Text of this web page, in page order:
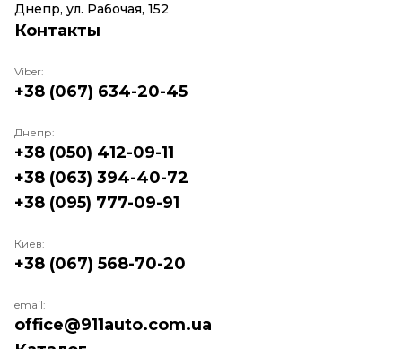
Днепр, ул. Рабочая, 152
Контакты
Viber:
+38 (067) 634-20-45
Днепр:
+38 (050) 412-09-11
+38 (063) 394-40-72
+38 (095) 777-09-91
Киев:
+38 (067) 568-70-20
email:
office@911auto.com.ua